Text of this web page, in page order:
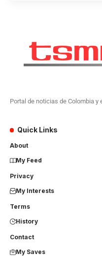
Portal de noticias de Colombia y
Quick Links
About
My Feed
Privacy
My Interests
Terms
History
Contact
My Saves